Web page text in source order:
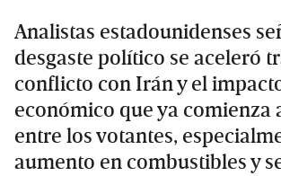
Analistas estadounidenses
desgaste político se aceleró
conflicto con Irán y el
económico que ya comienza
entre los votantes,
aumento en combustibles y